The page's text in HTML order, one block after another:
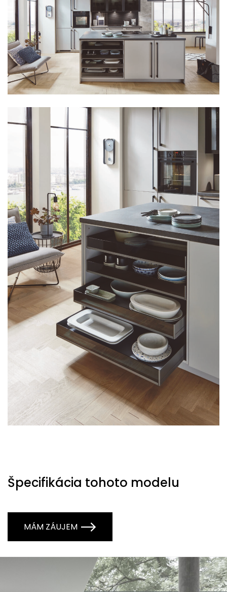
Špecifikácia tohoto modelu
MÁM ZÁUJEM